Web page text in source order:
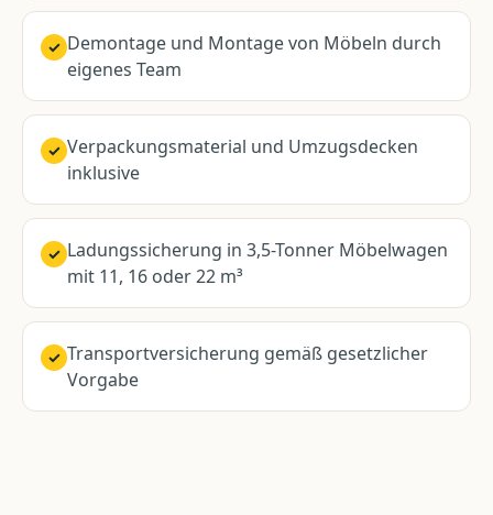
✓ Demontage und Montage von Möbeln durch
eigenes Team
✓ Verpackungsmaterial und Umzugsdecken
inklusive
✓ Ladungssicherung in 3,5-Tonner Möbelwagen
mit 11, 16 oder 22 m³
✓ Transportversicherung gemäß gesetzlicher
Vorgabe